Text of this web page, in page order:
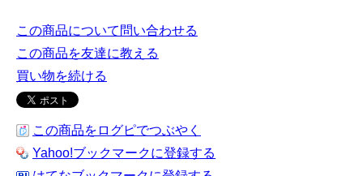
この商品について問い合わせる
この商品を友達に教える
買い物を続ける
この商品をログピでつぶやく
Yahoo!ブックマークに登録する